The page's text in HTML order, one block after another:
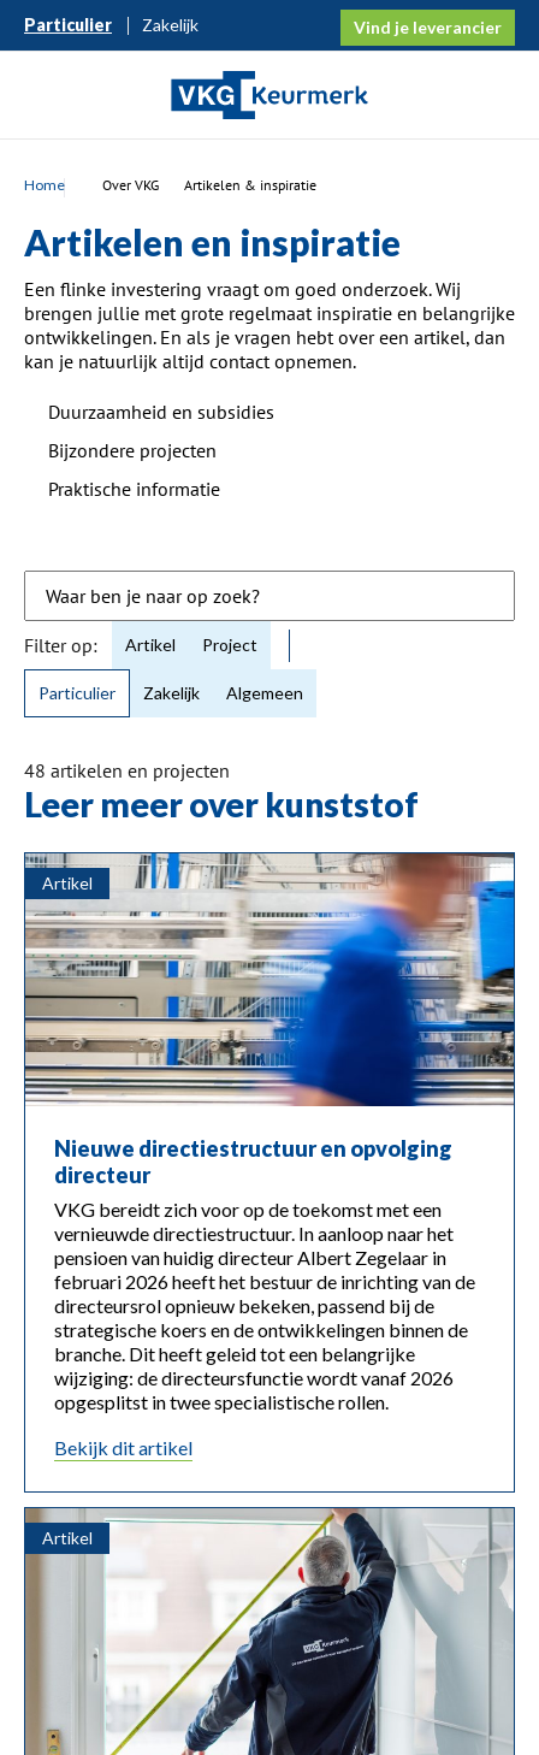
Particulier Zakelijk Vind je leverancier
Home Over VKG Artikelen & inspiratie
Artikelen en inspiratie
Een flinke investering vraagt om goed onderzoek. Wij
brengen jullie met grote regelmaat inspiratie en belangrijke
ontwikkelingen. En als je vragen hebt over een artikel, dan
kan je natuurlijk altijd contact opnemen.
Duurzaamheid en subsidies
Bijzondere projecten
Praktische informatie
Filter op: Artikel Project
Particulier Zakelijk Algemeen
Leer meer over kunststof
48 artikelen en projecten
Artikel
Nieuwe directiestructuur en opvolging
directeur
VKG bereidt zich voor op de toekomst met een
vernieuwde directiestructuur. In aanloop naar het
pensioen van huidig directeur Albert Zegelaar in
februari 2026 heeft het bestuur de inrichting van de
directeursrol opnieuw bekeken, passend bij de
strategische koers en de ontwikkelingen binnen de
branche. Dit heeft geleid tot een belangrijke
wijziging: de directeursfunctie wordt vanaf 2026
opgesplitst in twee specialistische rollen.
bekijk dit artikel
Artikel